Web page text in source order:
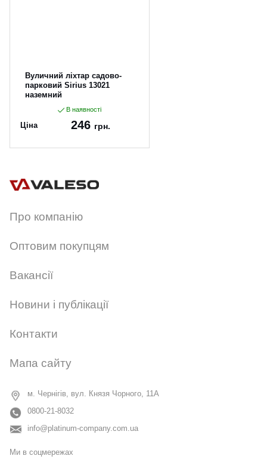
Вуличний ліхтар садово-
парковий Sirius 13021
наземний
В наявності
Ціна 246 грн.
Про компанію
Оптовим покупцям
Вакансії
Новини і публікації
Контакти
Мапа сайту
м. Чернігів, вул. Князя Чорного, 11А
0800-21-8032
info@platinum-company.com.ua
Ми в соцмережах